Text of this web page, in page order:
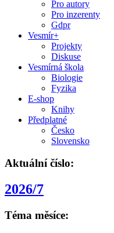
Pro autory
Pro inzerenty
Gdpr
Vesmír+
Projekty
Diskuse
Vesmírná škola
Biologie
Fyzika
E-shop
Knihy
Předplatné
Česko
Slovensko
Aktuální číslo:
2026/7
Téma měsíce: